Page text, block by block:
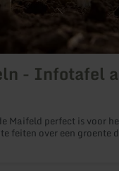
- Infotafel
feiten over een groente